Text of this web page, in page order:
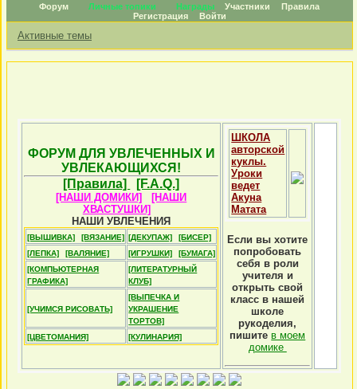
Форум Личные топики Награды Участники
Правила
Регистрация
Войти
Активные темы
ФОРУМ ДЛЯ УВЛЕЧЕННЫХ И
УВЛЕКАЮЩИХСЯ!
[Правила]
[F.A.Q.]
[НАШИ ДОМИКИ]
[НАШИ
ХВАСТУШКИ]
НАШИ УВЛЕЧЕНИЯ
[ВЫШИВКА] [ВЯЗАНИЕ] [ДЕКУПАЖ]
[БИСЕР]
[ЛЕПКА]
[ВАЛЯНИЕ] [ИГРУШКИ]
[БУМАГА]
[КОМПЬЮТЕРНАЯ
ГРАФИКА]
[ЛИТЕРАТУРНЫЙ
КЛУБ]
[УЧИМСЯ РИСОВАТЬ]
[ВЫПЕЧКА И
УКРАШЕНИЕ
ТОРТОВ]
[ЦВЕТОМАНИЯ]
[КУЛИНАРИЯ]
ШКОЛА
авторской
куклы.
Уроки
ведет
Акуна
Матата
Если вы хотите
попробовать
себя в роли
учителя и
открыть свой
класс в нашей
школе
рукоделия,
пишите в моем
домике